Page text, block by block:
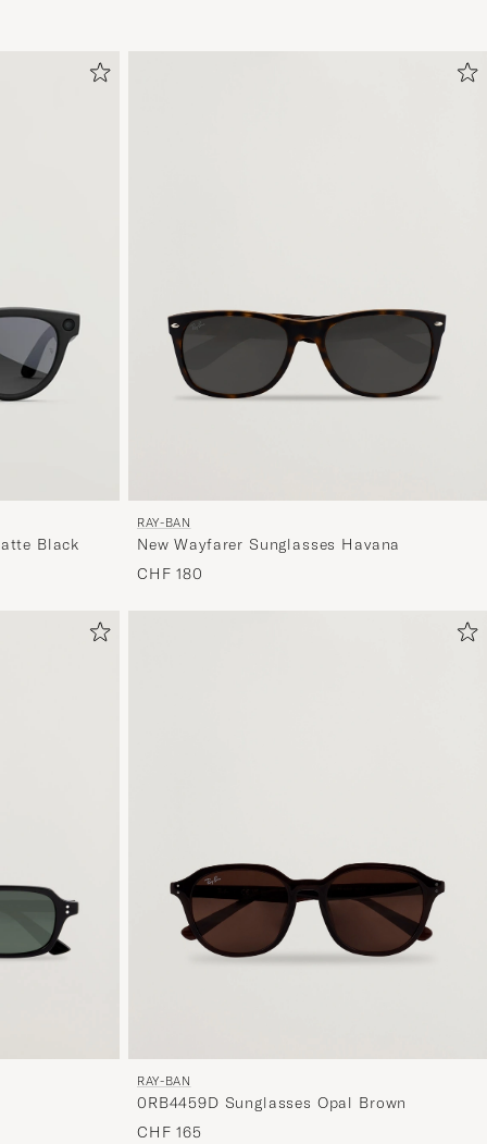
Black
RAY-BAN
New Wayfarer Sunglasses Havana
CHF 180
RAY-BAN
0RB4459D Sunglasses Opal Brown
CHF 165